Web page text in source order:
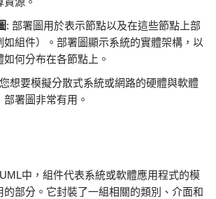
: 部署圖用於表示節點以及在這些節點上部
如組件）。部署圖顯示系統的實體架構，以
如何分布在各節點上。
想要模擬分散式系統或網路的硬體與軟體
署圖非常有用。
中，組件代表系統或軟體應用程式的模
的部分。它封裝了一組相關的類別、介面和